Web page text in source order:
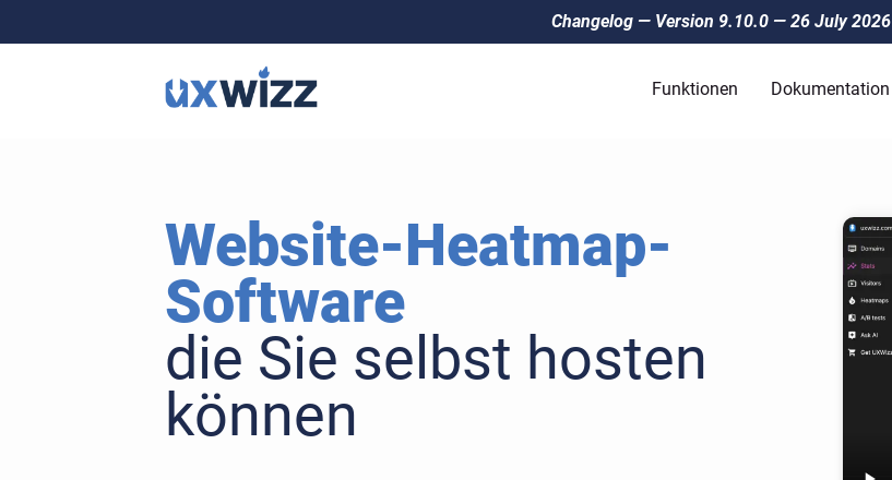
Changelog — Version 9.10.0 — 26 July 2026
Funktionen Dokumentation
Website-Heatmap-
Software
die Sie selbst hosten
können